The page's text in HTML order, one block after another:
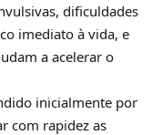
dificuldades
imediato à vida, e
a acelerar o
inicialmente por
com rapidez as